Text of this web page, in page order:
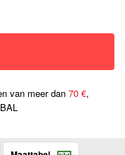
van meer dan 70 €,